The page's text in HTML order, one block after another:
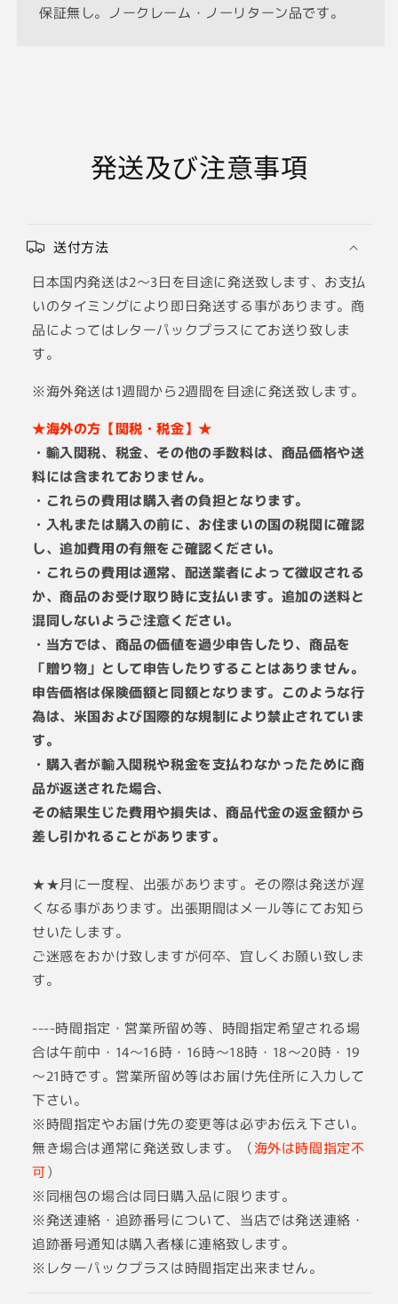
保証無し。ノークレーム・ノーリターン品です。
発送及び注意事項
送付方法
日本国内発送は2～3日を目途に発送致します、お支払
いのタイミングにより即日発送する事があります。商
品によってはレターパックプラスにてお送り致しま
す。
※海外発送は1週間から2週間を目途に発送致します。
★海外の方【関税・税金】★
・輸入関税、税金、その他の手数料は、商品価格や送
料には含まれておりません。
・これらの費用は購入者の負担となります。
・入札または購入の前に、お住まいの国の税関に確認
し、追加費用の有無をご確認ください。
・これらの費用は通常、配送業者によって徴収される
か、商品のお受け取り時に支払います。追加の送料と
混同しないようご注意ください。
・当方では、商品の価値を過少申告したり、商品を
「贈り物」として申告したりすることはありません。
申告価格は保険価額と同額となります。このような行
為は、米国および国際的な規制により禁止されていま
す。
・購入者が輸入関税や税金を支払わなかったために商
品が返送された場合、
その結果生じた費用や損失は、商品代金の返金額から
差し引かれることがあります。
★★月に一度程、出張があります。その際は発送が遅
くなる事があります。出張期間はメール等にてお知ら
せいたします。
ご迷惑をおかけ致しますが何卒、宜しくお願い致しま
す。
----時間指定・営業所留め等、時間指定希望される場
合は午前中・14～16時・16時～18時・18～20時・19
～21時です。営業所留め等はお届け先住所に入力して
下さい。
※時間指定やお届け先の変更等は必ずお伝え下さい。
無き場合は通常に発送致します。（海外は時間指定不
可）
※同梱包の場合は同日購入品に限ります。
※発送連絡・追跡番号について、当店では発送連絡・
追跡番号通知は購入者様に連絡致します。
※レターパックプラスは時間指定出来ません。